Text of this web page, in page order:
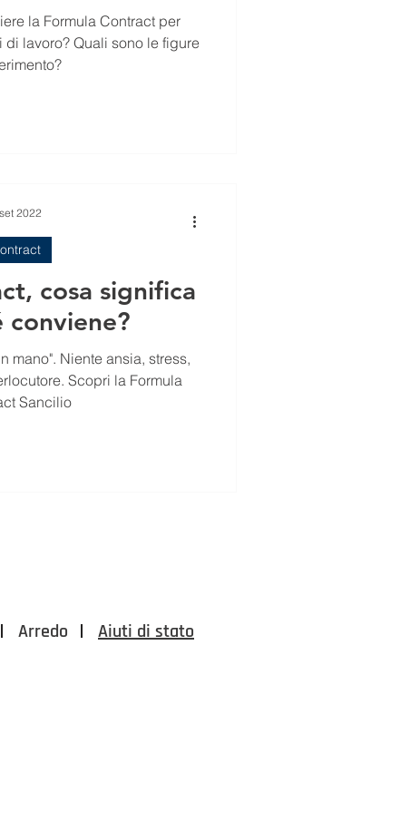
la Formula Contract per
lavoro? Quali sono le figure
cosa significa
conviene?
mano". Niente ansia, stress,
Scopri la Formula
Sancilio
2022
Arredo Aiuti di stato